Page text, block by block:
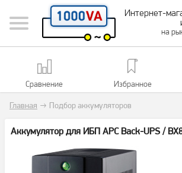
Интернет-
на
Сравнение Избранное
Главная → Подбор аккумуляторов
Аккумулятор для ИБП APC Back-UPS /